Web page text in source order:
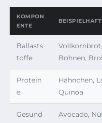
KOMPON
ENTE
Ballasts
toffe
Bohnen,
Protein
e
Hähnchen,
Quinoa
Gesund
Avocado,